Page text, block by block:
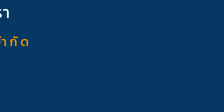
กั ด